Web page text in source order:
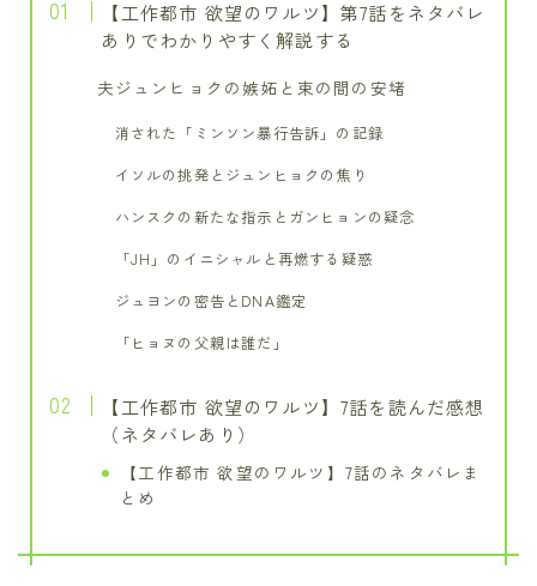
【工作都市 欲望のワルツ】第7話をネタバレ
ありでわかりやすく解説する
夫ジュンヒョクの嫉妬と束の間の安堵
消された「ミンソン暴行告訴」の記録
イソルの挑発とジュンヒョクの焦り
ハンスクの新たな指示とガンヒョンの疑念
「JH」のイニシャルと再燃する疑惑
ジュヨンの密告とDNA鑑定
「ヒョヌの父親は誰だ」
【工作都市 欲望のワルツ】7話を読んだ感想
（ネタバレあり）
【工作都市 欲望のワルツ】7話のネタバレま
とめ